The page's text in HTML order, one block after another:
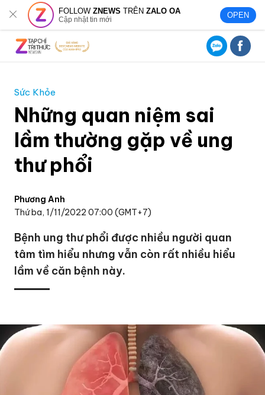
FOLLOWZNEWS TRÊNZALO OA
Cập nhật tin mới OPEN
Sức Khỏe
Những quan niệm sai
lầm thường gặp về ung
thư phổi
Phương Anh
Thứ ba, 1/11/2022 07:00 (GMT+7)
Bệnh ung thư phổi được nhiều người quan
tâm tìm hiểu nhưng vẫn còn rất nhiều hiểu
lầm về căn bệnh này.